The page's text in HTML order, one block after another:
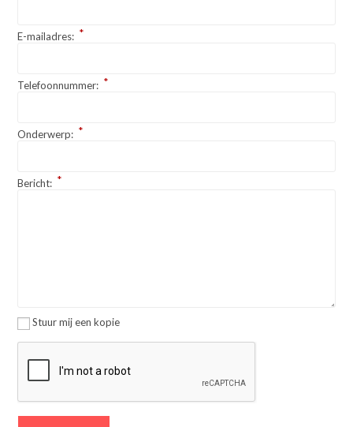
E-mailadres: *
Telefoonnummer: *
Onderwerp: *
Bericht: *
Stuur mij een kopie